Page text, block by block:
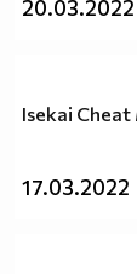
20.03.2022
Isekai
17.03.2022